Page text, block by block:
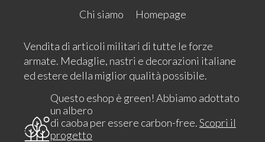
Chi siamo
Homepage
Vendita di articoli militari di tutte le forze
armate. Medaglie, nastri e decorazioni italiane
ed estere della miglior qualità possibile.
Questo eshop è green! Abbiamo adottato
un albero
di caoba per essere carbon-free.Scopri il
progetto